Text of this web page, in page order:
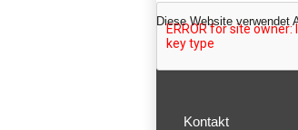
Diese Website verwendet
Kontakt